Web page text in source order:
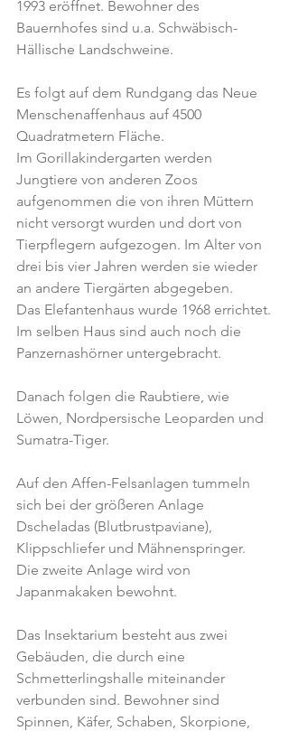
1993 eröffnet. Bewohner des
Bauernhofes sind u.a. Schwäbisch-
Hällische Landschweine.
Es folgt auf dem Rundgang das Neue
Menschenaffenhaus auf 4500
Quadratmetern Fläche.
Im Gorillakindergarten werden
Jungtiere von anderen Zoos
aufgenommen die von ihren Müttern
nicht versorgt wurden und dort von
Tierpflegern aufgezogen. Im Alter von
drei bis vier Jahren werden sie wieder
an andere Tiergärten abgegeben.
Das Elefantenhaus wurde 1968 errichtet.
Im selben Haus sind auch noch die
Panzernashörner untergebracht.
Danach folgen die Raubtiere, wie
Löwen, Nordpersische Leoparden und
Sumatra-Tiger.
Auf den Affen-Felsanlagen tummeln
sich bei der größeren Anlage
Dscheladas (Blutbrustpaviane),
Klippschliefer und Mähnenspringer.
Die zweite Anlage wird von
Japanmakaken bewohnt.
Das Insektarium besteht aus zwei
Gebäuden, die durch eine
Schmetterlingshalle miteinander
verbunden sind. Bewohner sind
Spinnen, Käfer, Schaben, Skorpione,